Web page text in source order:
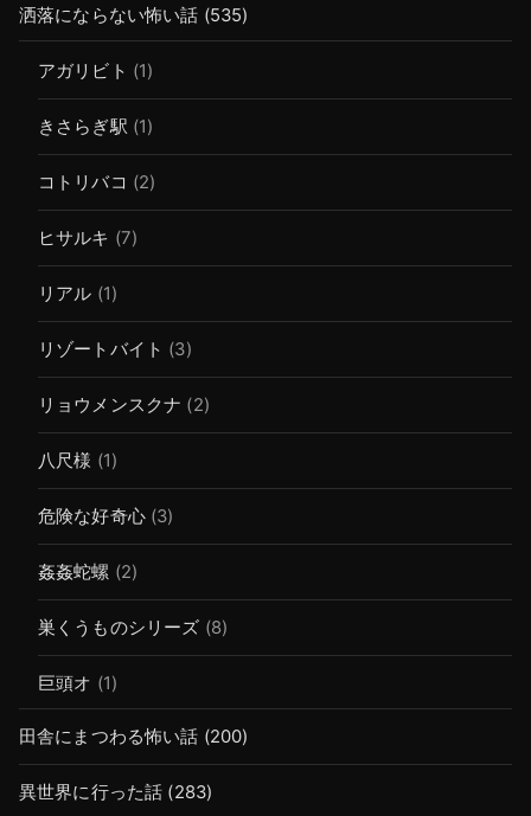
洒落にならない怖い話 (535)
アガリビト (1)
きさらぎ駅 (1)
コトリバコ (2)
ヒサルキ (7)
リアル (1)
リゾートバイト (3)
リョウメンスクナ (2)
八尺様 (1)
危険な好奇心(3)
姦姦蛇螺 (2)
巣くうものシリーズ (8)
巨頭オ (1)
田舎にまつわる怖い話 (200)
異世界に行った話 (283)